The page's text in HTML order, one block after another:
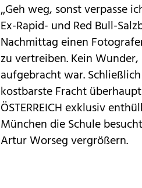
„Geh weg, sonst verpasse
Ex-Rapid- und Red Bull-
Nachmittag einen
zu vertreiben. Kein
aufgebracht war.
kostbarste Fracht
ÖSTERREICH exklusiv
München die Schule
Artur Worseg vergrößern.